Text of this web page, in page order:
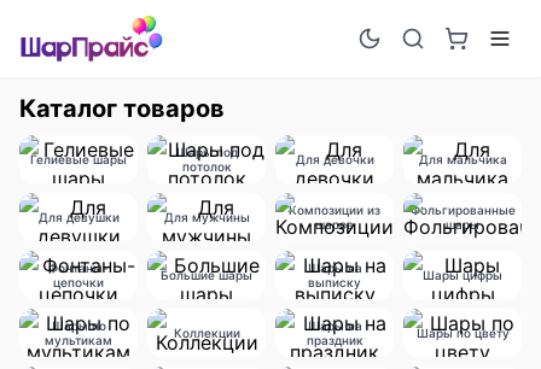
Каталог товаров
Гелиевые шары
Шары под
потолок
Для девочки Для мальчика
Для девушки Для мужчины
Композиции из
шаров
Фольгированные
шары
Фонтаны-
цепочки
Большие шары
Шары на
выписку
Шары цифры
Шары по
мультикам
Коллекции
Шары на
праздник
Шары по цвету